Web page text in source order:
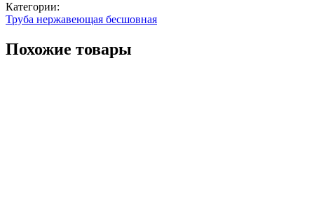
Категории:
Труба нержавеющая бесшовная
Похожие товары